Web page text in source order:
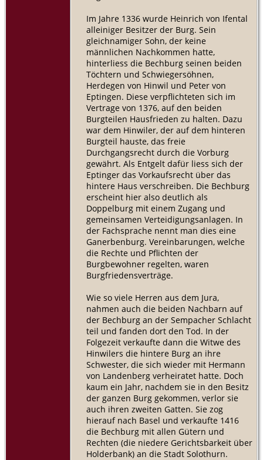
Im Jahre 1336 wurde Heinrich von Ifental
alleiniger Besitzer der Burg. Sein
gleichnamiger Sohn, der keine
männlichen Nachkommen hatte,
hinterliess die Bechburg seinen beiden
Töchtern und Schwiegersöhnen,
Herdegen von Hinwil und Peter von
Eptingen. Diese verpflichteten sich im
Vertrage von 1376, auf den beiden
Burgteilen Hausfrieden zu halten. Dazu
war dem Hinwiler, der auf dem hinteren
Burgteil hauste, das freie
Durchgangsrecht durch die Vorburg
gewährt. Als Entgelt dafür liess sich der
Eptinger das Vorkaufsrecht über das
hintere Haus verschreiben. Die Bechburg
erscheint hier also deutlich als
Doppelburg mit einem Zugang und
gemeinsamen Verteidigungsanlagen. In
der Fachsprache nennt man dies eine
Ganerbenburg. Vereinbarungen, welche
die Rechte und Pflichten der
Burgbewohner regelten, waren
Burgfriedensverträge.
Wie so viele Herren aus dem Jura,
nahmen auch die beiden Nachbarn auf
der Bechburg an der Sempacher Schlacht
teil und fanden dort den Tod. In der
Folgezeit verkaufte dann die Witwe des
Hinwilers die hintere Burg an ihre
Schwester, die sich wieder mit Hermann
von Landenberg verheiratet hatte. Doch
kaum ein Jahr, nachdem sie in den Besitz
der ganzen Burg gekommen, verlor sie
auch ihren zweiten Gatten. Sie zog
hierauf nach Basel und verkaufte 1416
die Bechburg mit allen Gütern und
Rechten (die niedere Gerichtsbarkeit über
Holderbank) an die Stadt Solothurn.